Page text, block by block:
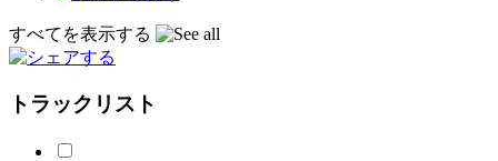
すべてを表示する
トラックリスト